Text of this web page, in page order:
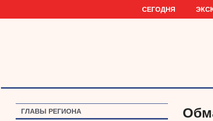
СЕГОДНЯ
ГЛАВЫ РЕГИОНА